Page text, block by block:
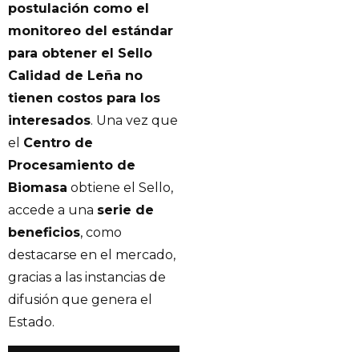
postulación como el
monitoreo del estándar
para obtener el Sello
Calidad de Leña no
tienen costos para los
interesados. Una vez que
el Centro de
Procesamiento de
Biomasa obtiene el Sello,
accede a una serie de
beneficios, como
destacarse en el mercado,
gracias a las instancias de
difusión que genera el
Estado.